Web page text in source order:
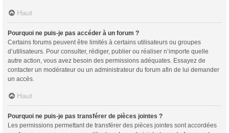
Haut
Pourquoi ne puis-je pas accéder à un forum ?
Certains forums peuvent être limités à certains utilisateurs ou groupes
d’utilisateurs. Pour consulter, rédiger, publier ou réaliser n’importe quelle
autre action, vous avez besoin des permissions adéquates. Essayez de
contacter un modérateur ou un administrateur du forum afin de lui demander
un accès.
Haut
Pourquoi ne puis-je pas transférer de pièces jointes ?
Les permissions permettant de transférer des pièces jointes sont accordées